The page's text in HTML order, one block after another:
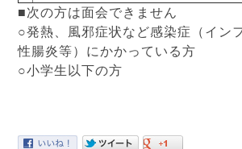
■次の方は面会できません
○発熱、風邪症状など感染症（イン
性腸炎等）にかかっている方
○小学生以下の方